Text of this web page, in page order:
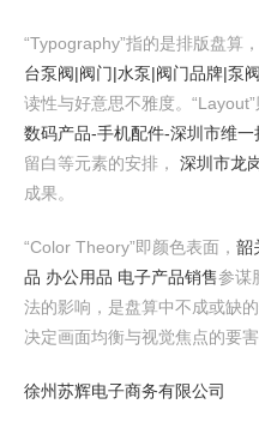
“Typography”指的是排版盘算
台泵阀|阀门|水泵|阀门品牌|泵
读性与好意思不雅度。
数码产品-手机配件-深圳市维一
留白等元素的安排， 深圳市龙
成果。
“Color Theory”即颜色表面， 韶
品 办公用品 电子产品销售参谋
法的影响，是盘算中不成或缺
决定画面均衡与视觉焦点的要害
徐州苏辉电子商务有限公司